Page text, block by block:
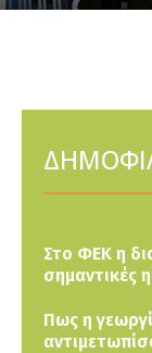
Στο ΦΕΚ η
σημαντικές
Πως η